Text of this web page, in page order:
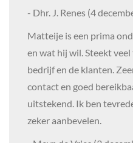
- Dhr. J. Renes (4
Matteije is een prima
en wat hij wil. Steekt
bedrijf en de klanten.
contact en goed
uitstekend. Ik ben
zeker aanbevelen.